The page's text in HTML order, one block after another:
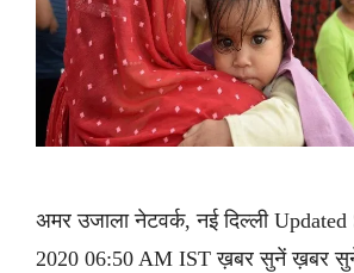
अमर उजाला नेटवर्क, नई दिल्ली
2020 06:50 AM IST ख़बर सुनें ख़बर